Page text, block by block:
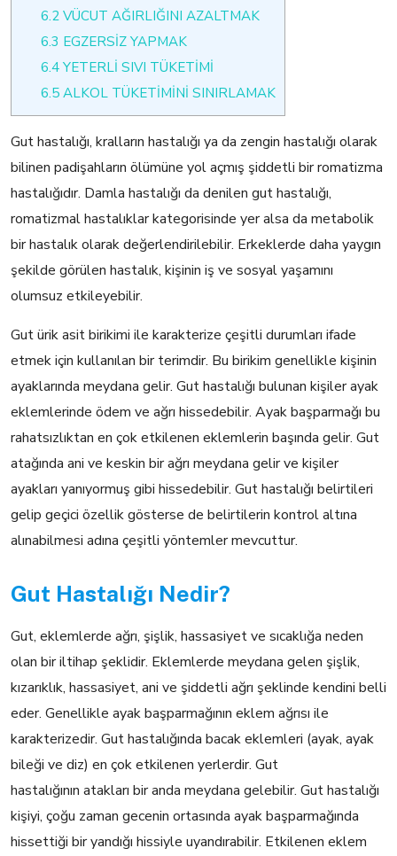
6.2VÜCUT AĞIRLIĞINI AZALTMAK
6.3 EGZERSİZ YAPMAK
6.4YETERLİ SIVI TÜKETİMİ
6.5ALKOL TÜKETİMİNİ SINIRLAMAK
Gut hastalığı, kralların hastalığı ya da zengin hastalığı olarak
bilinen padişahların ölümüne yol açmış şiddetli bir romatizma
hastalığıdır. Damla hastalığı da denilen gut hastalığı,
romatizmal hastalıklar kategorisinde yer alsa da metabolik
bir hastalık olarak değerlendirilebilir. Erkeklerde daha yaygın
şekilde görülen hastalık, kişinin iş ve sosyal yaşamını
olumsuz etkileyebilir.
Gut ürik asit birikimi ile karakterize çeşitli durumları ifade
etmek için kullanılan bir terimdir. Bu birikim genellikle kişinin
ayaklarında meydana gelir. Gut hastalığı bulunan kişiler ayak
eklemlerinde ödem ve ağrı hissedebilir. Ayak başparmağı bu
rahatsızlıktan en çok etkilenen eklemlerin başında gelir. Gut
atağında ani ve keskin bir ağrı meydana gelir ve kişiler
ayakları yanıyormuş gibi hissedebilir. Gut hastalığı belirtileri
gelip geçici özellik gösterse de belirtilerin kontrol altına
alınabilmesi adına çeşitli yöntemler mevcuttur.
Gut Hastalığı Nedir?
Gut, eklemlerde ağrı, şişlik, hassasiyet ve sıcaklığa neden
olan bir iltihap şeklidir. Eklemlerde meydana gelen şişlik,
kızarıklık, hassasiyet, ani ve şiddetli ağrı şeklinde kendini belli
eder. Genellikle ayak başparmağının eklem ağrısı ile
karakterizedir. Gut hastalığında bacak eklemleri (ayak, ayak
bileği ve diz) en çok etkilenen yerlerdir. Gut
hastalığının atakları bir anda meydana gelebilir. Gut hastalığı
kişiyi, çoğu zaman gecenin ortasında ayak başparmağında
hissettiği bir yandığı hissiyle uyandırabilir. Etkilenen eklem